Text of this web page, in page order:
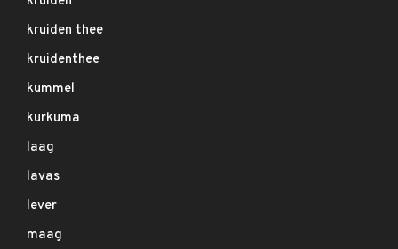
kruiden thee
kruidenthee
kummel
kurkuma
laag
lavas
lever
maag